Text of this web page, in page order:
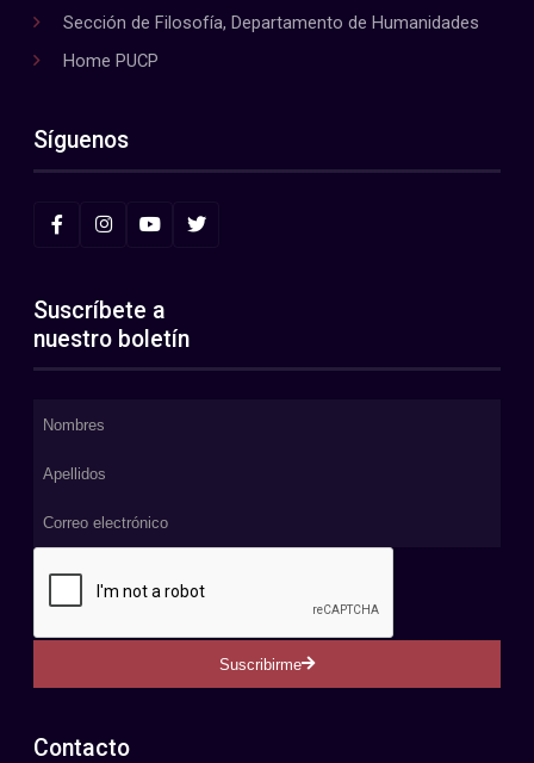
Sección de Filosofía, Departamento de Humanidades
Home PUCP
Síguenos
Suscríbete a
nuestro boletín
Suscribirme
Contacto